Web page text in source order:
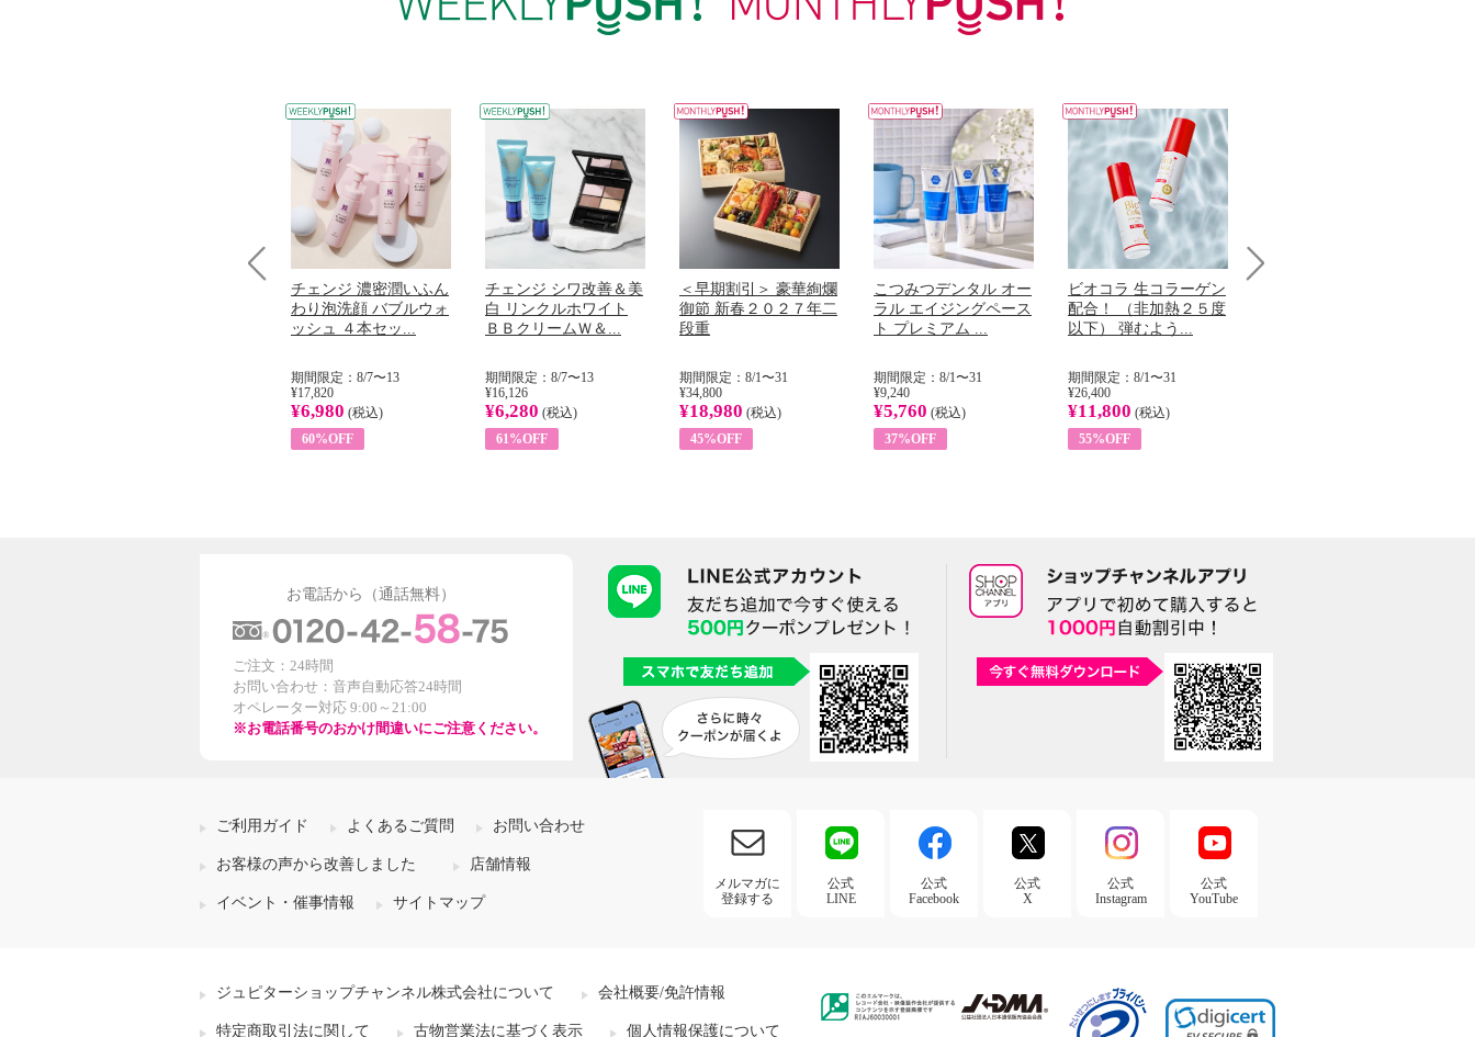
チェンジ 濃密潤いふん
わり泡洗顔 バブルウォ
ッシュ ４本セッ...
期間限定：8/7〜13
¥17,820
¥6,980 (税込)
60%OFF
チェンジ シワ改善＆美
白 リンクルホワイト
ＢＢクリームＷ＆...
期間限定：8/7〜13
¥16,126
¥6,280 (税込)
61%OFF
＜早期割引＞ 豪華絢爛
御節 新春２０２７年二
段重
期間限定：8/1〜31
¥34,800
¥18,980 (税込)
45%OFF
こつみつデンタル オー
ラル エイジングペース
ト プレミアム ...
期間限定：8/1〜31
¥9,240
¥5,760 (税込)
37%OFF
ビオコラ 生コラーゲン
配合！ （非加熱２５度
以下） 弾むよう...
期間限定：8/1〜31
¥26,400
¥11,800 (税込)
55%OFF
お電話から（通話無料）
ご注文：24時間
お問い合わせ：音声自動応答24時間
オペレーター対応 9:00～21:00
※お電話番号のおかけ間違いにご注意ください。
ご利用ガイド よくあるご質問 お問い合わせ
お客様の声から改善しました 店舗情報
イベント・催事情報 サイトマップ
メルマガに
登録する
公式
LINE
公式
Facebook
公式
X
公式
Instagram
公式
YouTube
ジュピターショップチャンネル株式会社について 会社概要/免許情報
特定商取引法に関して 古物営業法に基づく表示 個人情報保護について